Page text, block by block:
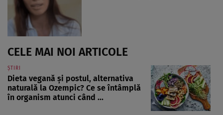
CELE MAI NOI ARTICOLE
ȘTIRI
Dieta vegană și postul, alternativa
naturală la Ozempic? Ce se întâmplă
în organism atunci când ...